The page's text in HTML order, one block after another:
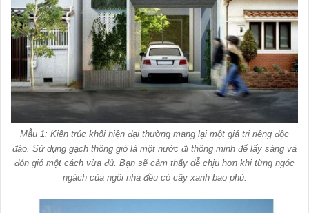
Mẫu 1: Kiến trúc khối hiện đại thường mang lại một giá trị riêng độc
đáo. Sử dụng gạch thông gió là một nước đi thông minh để lấy sáng và
đón gió một cách vừa đủ. Bạn sẽ cảm thấy dễ chịu hơn khi từng ngóc
ngách của ngôi nhà đều có cây xanh bao phủ.